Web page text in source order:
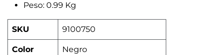
Peso: 0.99 Kg
SKU 9100750
Color Negro